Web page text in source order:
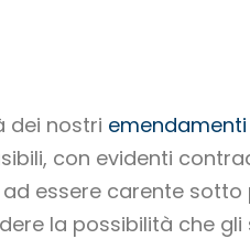
dei nostri emendamenti
con evidenti
essere carente sotto
la possibilità che